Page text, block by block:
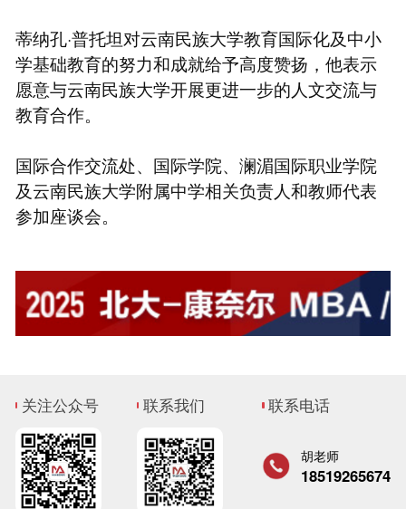
蒂纳孔·普托坦对云南民族大学教育国际化及中小
学基础教育的努力和成就给予高度赞扬，他表示
愿意与云南民族大学开展更进一步的人文交流与
教育合作。
国际合作交流处、国际学院、澜湄国际职业学院
及云南民族大学附属中学相关负责人和教师代表
参加座谈会。
关注公众号 联系我们 联系电话
胡老师
18519265674